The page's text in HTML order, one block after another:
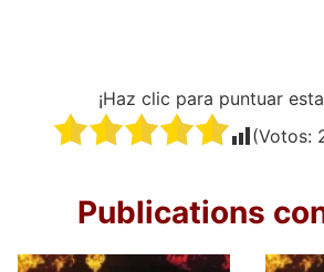
¡Haz clic para puntuar
(Votos:
Publications